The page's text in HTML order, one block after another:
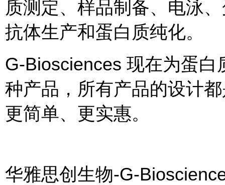
质测定、样品制备、电泳
抗体生产和蛋白质纯化。
G-Biosciences 现在为蛋
种产品，所有产品的设计
更简单、更实惠。
华雅思创生物-G-